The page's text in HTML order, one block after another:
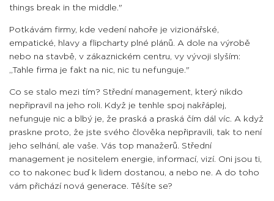
things break in the middle."
Potkávám firmy, kde vedení nahoře je vizionářské,
empatické, hlavy a flipcharty plné plánů. A dole na výrobě
nebo na stavbě, v zákaznickém centru, vy vývoji slyším:
„Tahle firma je fakt na nic, nic tu nefunguje."
Co se stalo mezi tím? Střední management, který nikdo
nepřipravil na jeho roli. Když je tenhle spoj nakřáplej,
nefunguje nic a blbý je, že praská a praská čím dál víc. A když
praskne proto, že jste svého člověka nepřipravili, tak to není
jeho selhání, ale vaše. Vás top manažerů. Střední
management je nositelem energie, informací, vizí. Oni jsou ti,
co to nakonec buď k lidem dostanou, a nebo ne. A do toho
vám přichází nová generace. Těšíte se?